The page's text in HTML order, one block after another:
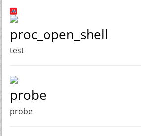
proc_open_shell
test
probe
probe